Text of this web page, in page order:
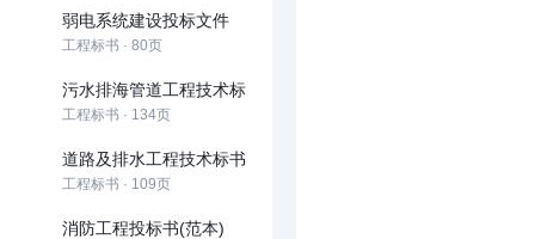
弱电系统建设投标文件
工程标书 · 80页
污水排海管道工程技术标
工程标书 · 134页
道路及排水工程技术标书
工程标书 · 109页
消防工程投标书(范本)